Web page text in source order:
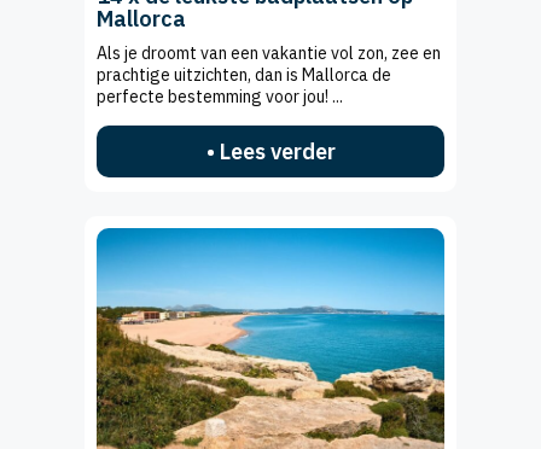
Mallorca
Als je droomt van een vakantie vol zon, zee en
prachtige uitzichten, dan is Mallorca de
perfecte bestemming voor jou! ...
• Lees verder